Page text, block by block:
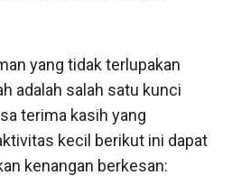
yang tidak terlupakan
adalah salah satu kunci
terima kasih yang
kecil berikut ini dapat
kenangan berkesan: